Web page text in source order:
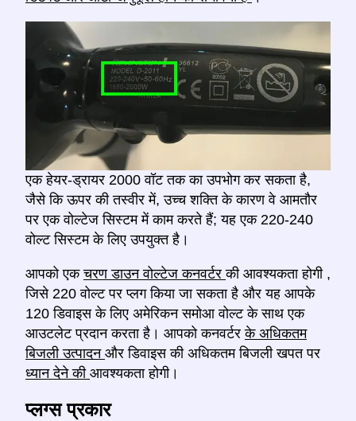
एक हेयर-ड्रायर 2000 वॉट तक का उपभोग कर सकता है,
जैसे कि ऊपर की तस्वीर में, उच्च शक्ति के कारण वे आमतौर
पर एक वोल्टेज सिस्टम में काम करते हैं; यह एक 220-240
वोल्ट सिस्टम के लिए उपयुक्त है।
आपको एकचरण डाउन वोल्टेज कनवर्टरकी आवश्यकता होगी ,
जिसे 220 वोल्ट पर प्लग किया जा सकता है और यह आपके
120 डिवाइस के लिए अमेरिकन समोआ वोल्ट के साथ एक
आउटलेट प्रदान करता है। आपको कनवर्टरके अधिकतम
बिजली उत्पादन और डिवाइस की अधिकतम बिजली खपत पर
ध्यान देने की आवश्यकता होगी।
प्लग्स प्रकार